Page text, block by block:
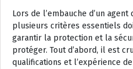
Lors de l’embauche d’un
plusieurs critères essentiels
garantir la protection et la
protéger. Tout d’abord, il est
qualifications et l’expérience